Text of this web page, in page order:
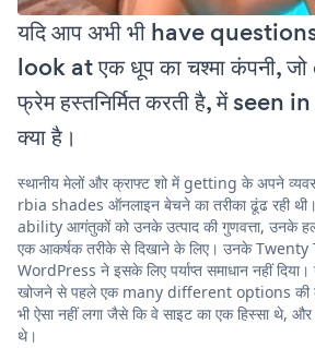
यदि आप अभी भी have
look at एक धूप का चश्मा कंपनी,
फ्रेम हस्तनिर्मित करती है, में
क्या है।
स्थानीय मेलों और क्राफ्ट शो में getting के अपने
rbia shades ऑनलाइन बेचने का तरीका ढूंढ रही
ability आगंतुकों को उनके उत्पाद की गुणवत्ता, उनके
एक आकर्षक तरीके से दिखाने के लिए। उनके
WordPress ने इसके लिए पर्याप्त समाधान नहीं
खोजने से पहले एक many different options की
भी ऐसा नहीं लगा जैसे कि वे साइट का एक हिस्सा थे,
थे।